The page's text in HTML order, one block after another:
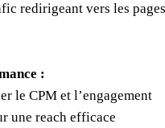
redirigeant vers les
:
le CPM et l’engagement
une reach efficace